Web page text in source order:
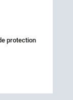
protection